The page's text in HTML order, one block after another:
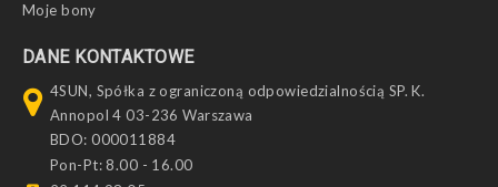
Moje bony
DANE KONTAKTOWE
4SUN, Spółka z ograniczoną odpowiedzialnością SP. K.
Annopol 4 03-236 Warszawa
BDO: 000011884
Pon-Pt: 8.00 - 16.00